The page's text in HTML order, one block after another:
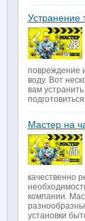
Устранение
повреждение
воду. Вот
вам
Мастер на
качественно
компании.
установки